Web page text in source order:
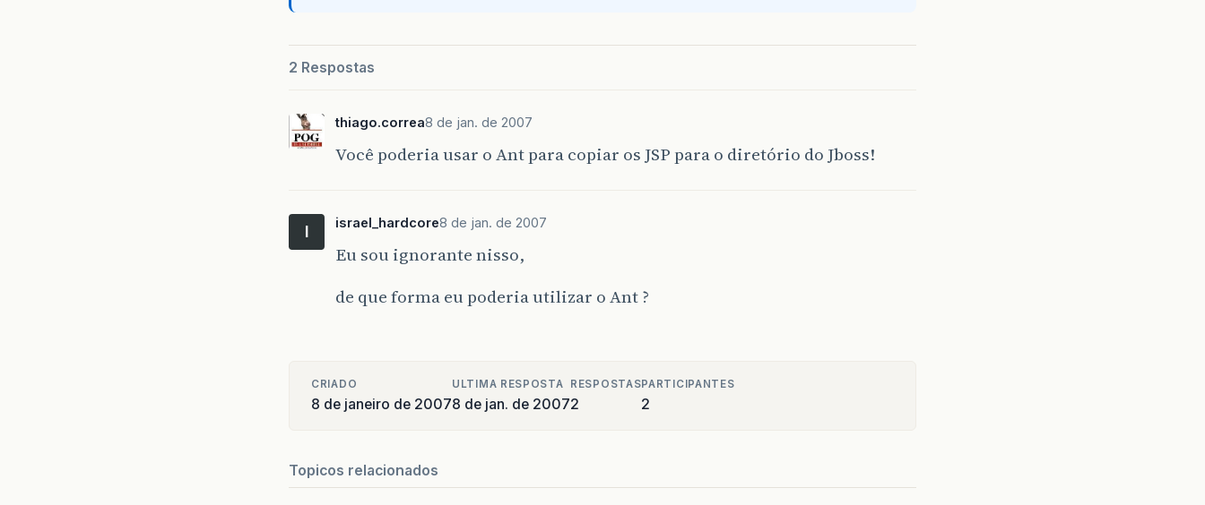
2 Respostas
thiago.correa8 de jan. de 2007
Você poderia usar o Ant para copiar os JSP para o diretório do Jboss!
I israel_hardcore8 de jan. de 2007
Eu sou ignorante nisso,
de que forma eu poderia utilizar o Ant ?
CRIADO
8 de janeiro de 2007
ULTIMA RESPOSTA
8 de jan. de 2007
RESPOSTAS
2
PARTICIPANTES
2
Topicos relacionados